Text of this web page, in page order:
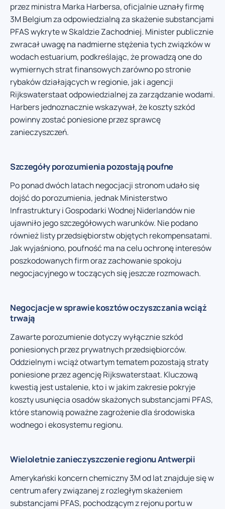
przez ministra Marka Harbersa, oficjalnie uznały firmę
3M Belgium za odpowiedzialną za skażenie substancjami
PFAS wykryte w Skaldzie Zachodniej. Minister publicznie
zwracał uwagę na nadmierne stężenia tych związków w
wodach estuarium, podkreślając, że prowadzą one do
wymiernych strat finansowych zarówno po stronie
rybaków działających w regionie, jak i agencji
Rijkswaterstaat odpowiedzialnej za zarządzanie wodami.
Harbers jednoznacznie wskazywał, że koszty szkód
powinny zostać poniesione przez sprawcę
zanieczyszczeń.
Szczegóły porozumienia pozostają poufne
Po ponad dwóch latach negocjacji stronom udało się
dojść do porozumienia, jednak Ministerstwo
Infrastruktury i Gospodarki Wodnej Niderlandów nie
ujawniło jego szczegółowych warunków. Nie podano
również listy przedsiębiorstw objętych rekompensatami.
Jak wyjaśniono, poufność ma na celu ochronę interesów
poszkodowanych firm oraz zachowanie spokoju
negocjacyjnego w toczących się jeszcze rozmowach.
Negocjacje w sprawie kosztów oczyszczania wciąż
trwają
Zawarte porozumienie dotyczy wyłącznie szkód
poniesionych przez prywatnych przedsiębiorców.
Oddzielnym i wciąż otwartym tematem pozostają straty
poniesione przez agencję Rijkswaterstaat. Kluczową
kwestią jest ustalenie, kto i w jakim zakresie pokryje
koszty usunięcia osadów skażonych substancjami PFAS,
które stanowią poważne zagrożenie dla środowiska
wodnego i ekosystemu regionu.
Wieloletnie zanieczyszczenie regionu Antwerpii
Amerykański koncern chemiczny 3M od lat znajduje się w
centrum afery związanej z rozległym skażeniem
substancjami PFAS, pochodzącym z rejonu portu w